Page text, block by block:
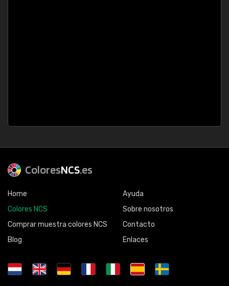
ColoresNCS.es
Home
Colores NCS
Comprar muestra colores NCS
Blog
Ayuda
Sobre nosotros
Contacto
Enlaces